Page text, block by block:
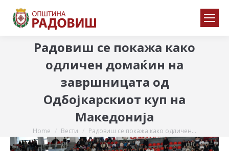
Радовиш се покажа како
одличен домаќин на
завршницата од
Одбојкарскиот куп на
Македонија
You are here:
Home Вести Радовиш се покажа како одличен…